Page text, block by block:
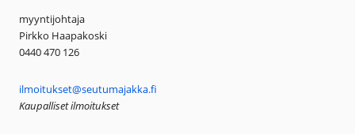
myyntijohtaja
Pirkko Haapakoski
0440 470 126
ilmoitukset@seutumajakka.fi
Kaupalliset ilmoitukset